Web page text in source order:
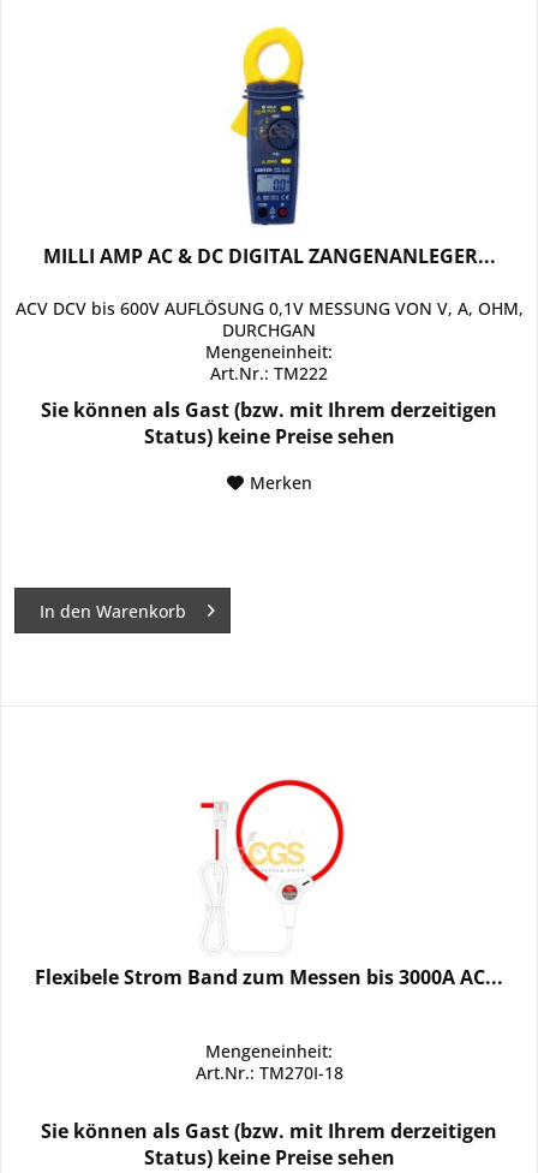
MILLI AMP AC & DC DIGITAL ZANGENANLEGER...
ACV DCV bis 600V AUFLÖSUNG 0,1V MESSUNG VON V, A, OHM,
DURCHGAN
Mengeneinheit:
Art.Nr.: TM222
Sie können als Gast (bzw. mit Ihrem derzeitigen
Status) keine Preise sehen
Merken
In den Warenkorb
Flexibele Strom Band zum Messen bis 3000A AC...
Mengeneinheit:
Art.Nr.: TM270I-18
Sie können als Gast (bzw. mit Ihrem derzeitigen
Status) keine Preise sehen